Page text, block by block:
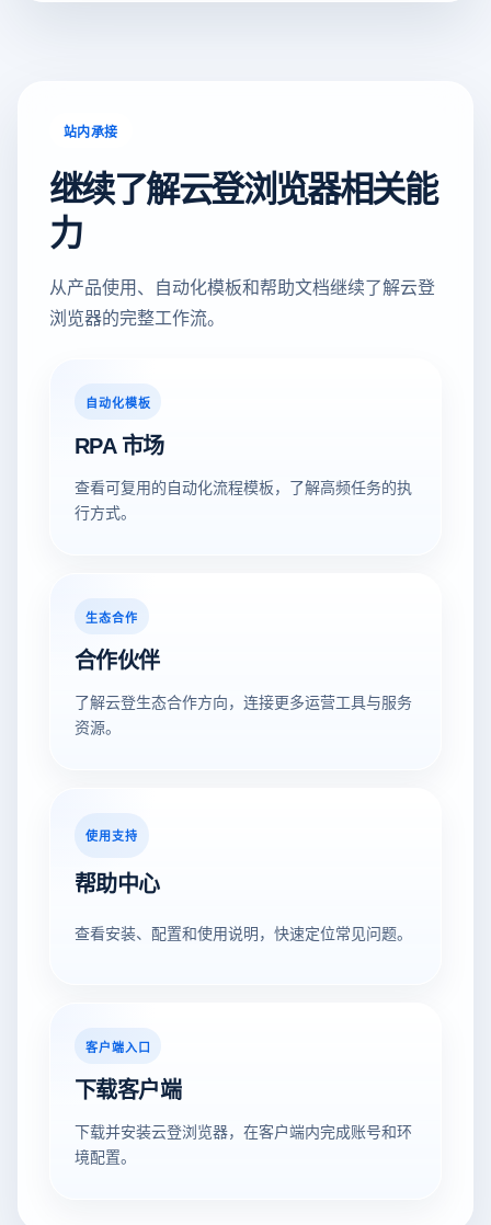
站内承接
继续了解云登浏览器相关能
力
从产品使用、自动化模板和帮助文档继续了解云登
浏览器的完整工作流。
自动化模板
RPA 市场
查看可复用的自动化流程模板，了解高频任务的执
行方式。
生态合作
合作伙伴
了解云登生态合作方向，连接更多运营工具与服务
资源。
使用支持
帮助中心
查看安装、配置和使用说明，快速定位常见问题。
客户端入口
下载客户端
下载并安装云登浏览器，在客户端内完成账号和环
境配置。